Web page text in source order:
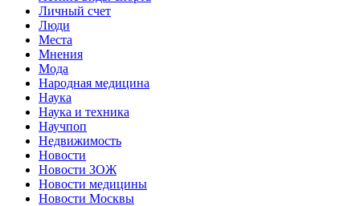
Личный счет
Люди
Места
Мнения
Мода
Народная медицина
Наука
Наука и техника
Научпоп
Недвижимость
Новости
Новости ЗОЖ
Новости медицины
Новости Москвы